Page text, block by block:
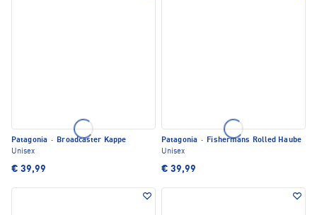
Patagonia · Broadcaster Kappe
Unisex
€ 39,99
Patagonia · Fishermans Rolled Haube
Unisex
€ 39,99